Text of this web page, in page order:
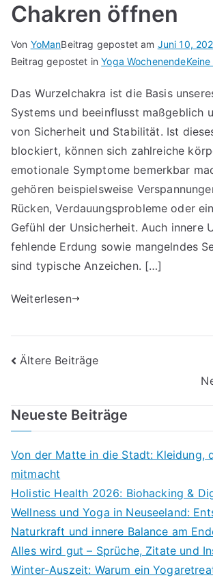
Chakren öffnen
Von YoManBeitrag gepostet am Juni 10,
Beitrag gepostet inYoga Wochenende
Das Wurzelchakra ist die Basis
Systems und beeinflusst maßgeblich
von Sicherheit und Stabilität. Ist
blockiert, können sich zahlreiche
emotionale Symptome bemerkbar
gehören beispielsweise
Rücken, Verdauungsprobleme oder
Gefühl der Unsicherheit. Auch innere
fehlende Erdung sowie mangelndes
sind typische Anzeichen. […]
Weiterlesen
Beitragsnavigation
Ältere Beiträge
Neueste Beiträge
Von der Matte in die Stadt: Kleidung,
mitmacht
Holistic Health 2026: Biohacking &
Wellness und Yoga in Neuseeland:
Naturkraft und innere Balance am
Alles wird gut – Sprüche, Zitate und
Winter-Auszeit: Warum ein